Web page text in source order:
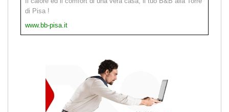
di Pisa !
www.bb-pisa.it